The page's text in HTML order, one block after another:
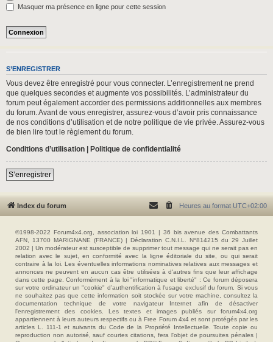
Masquer ma présence en ligne pour cette session
S’ENREGISTRER
Vous devez être enregistré pour vous connecter. L’enregistrement ne prend
que quelques secondes et augmente vos possibilités. L’administrateur du
forum peut également accorder des permissions additionnelles aux membres
du forum. Avant de vous enregistrer, assurez-vous d’avoir pris connaissance
de nos conditions d’utilisation et de notre politique de vie privée. Assurez-vous
de bien lire tout le règlement du forum.
Conditions d’utilisation | Politique de confidentialité
S’enregistrer
Index du forum Heures au format UTC+02:00
©1998-2022 Forum4x4.org, association loi 1901 | 36 bis avenue des Combattants
AFN, 13700 MARIGNANE (FRANCE) | Déclaration C.N.I.L. N°814215 du 29 Juillet
2002 | Un modérateur est susceptible de supprimer tout message qui ne serait pas en
relation avec le sujet, en conformité avec la ligne éditoriale du site, ou qui serait
contraire à la loi. Les éventuelles informations nominatives relatives aux messages et
annonces ne peuvent en aucun cas être utilisées à d'autres fins que leur affichage
dans cette page. Conformément à la loi "informatique et liberté" : Ce forum déposera
sur votre ordinateur un "cookie" d’authentification à l'usage exclusif du forum. Si vous
ne souhaitez pas que cette information soit stockée sur votre machine, consultez la
documentation technique de votre navigateur Internet afin de désactiver
l'enregistrement des cookies. Les textes et images publiés sur forum4x4.org
appartiennent à leurs auteurs respectifs ou à Free Forum 4x4 et sont protégés par les
articles L. 111-1 et suivants du Code de la Propriété Intellectuelle. Toute copie ou
reproduction non autorisé, sauf courtes citations, fera l'objet de poursuites pénales |